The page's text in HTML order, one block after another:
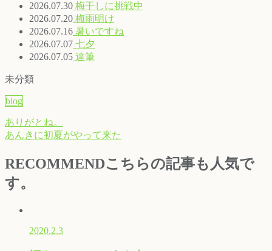
2026.07.30 梅干しに挑戦中
2026.07.20 梅雨明け
2026.07.16 暑いですね
2026.07.07 七夕
2026.07.05 達筆
未分類
blog
ありがとね。
あんきに初夏がやって来た
RECOMMENDこちらの記事も人気で
す。
2020.2.3